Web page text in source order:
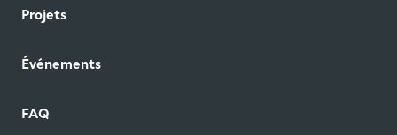
Projets
Événements
FAQ